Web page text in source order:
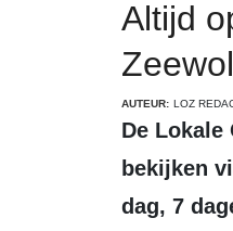
Altijd
AUTEUR: LOZ
De Lokale Omroep Zeewolde (LOZ) is dag en nacht te beluisteren en te
bekijken
dag, 7